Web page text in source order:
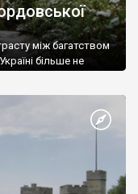
між багатством
більше не